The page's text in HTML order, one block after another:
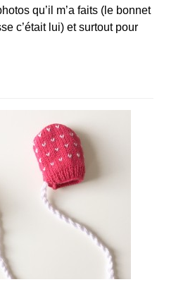
qu’il m’a faits (le bonnet
c’était lui) et surtout pour